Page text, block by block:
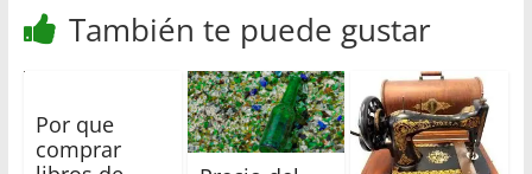
También te puede gustar
Por que
comprar